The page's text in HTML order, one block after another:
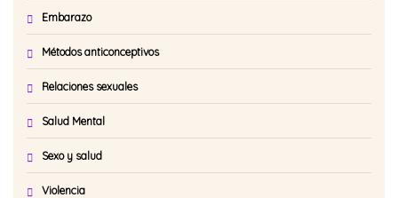
Embarazo
Métodos anticonceptivos
Relaciones sexuales
Salud Mental
Sexo y salud
Violencia